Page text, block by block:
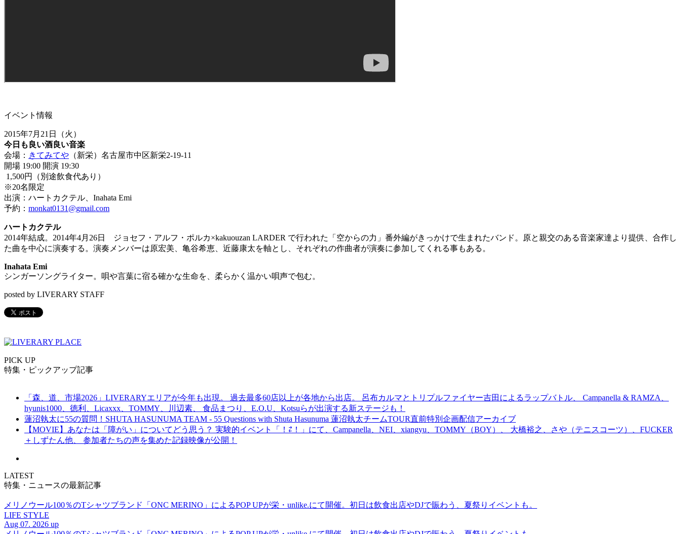
イベント情報
2015年7月21日（火）
今日も良い酒良い音楽
会場： きてみてや （新栄）名古屋市中区新栄2-19-11
開場 19:00 開演 19:30
1,500円（別途飲食代あり）
※20名限定
出演：ハートカクテル、Inahata Emi
予約： monkat0131@gmail.com
ハートカクテル
2014年結成。2014年4月26日 ジョセフ・アルフ・ポルカ×kakuouzan LARDER で行われた「空からの力」番外編がきっかけで生まれたバンド。原と親交のある音楽家達より提供、合作し
た曲を中心に演奏する。演奏メンバーは原宏美、亀谷希恵、近藤康太を軸とし、それぞれの作曲者が演奏に参加してくれる事もある。
Inahata Emi
シンガーソングライター。唄や言葉に宿る確かな生命を、 柔らかく温かい唄声で包む。
posted by LIVERARY STAFF
PICK UP
特集・ピックアップ記事
「森、道、市場2026」LIVERARYエリアが今年も出現。 過去最多60店以上が各地から出店。 呂布カルマとトリプルファイヤー吉田によるラップバトル、 Campanella & RAMZA、
hyunis1000、徳利、Licaxxx、TOMMY、川辺素、 食品まつり、E.O.U、Kotsuらが出演する新ステージも！
蓮沼執太に55の質問！SHUTA HASUNUMA TEAM - 55 Questions with Shuta Hasunuma 蓮沼執太チームTOUR直前特別企画配信アーカイブ
【MOVIE】あなたは「障がい」についてどう思う？ 実験的イベント「！⇄！」にて、Campanella、NEI、xiangyu、TOMMY（BOY）、 大橋裕之、さや（テニスコーツ）、FUCKER
＋しずたん他、 参加者たちの声を集めた記録映像が公開！
LATEST
特集・ニュースの最新記事
メリノウール100％のTシャツブランド「ONC MERINO」によるPOP UPが栄・unlike.にて開催。初日は飲食出店やDJで賑わう、夏祭りイベントも。
LIFE STYLE
Aug 07. 2026 up